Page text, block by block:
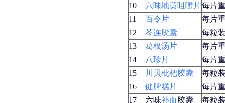
10
六味地黄咀嚼片每片
11
百令片
每片
12
芩连胶囊
每粒
13
葛根汤片
每片
14
八珍片
每片
15
川贝枇杷胶囊
每粒
16
健脾糕片
每片
17
六味补血 胶囊
每粒